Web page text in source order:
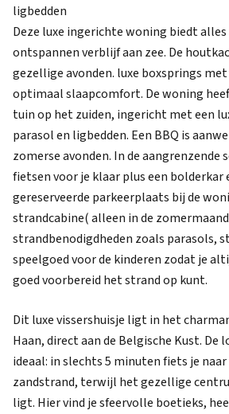
ligbedden
Deze luxe ingerichte woning biedt alles
ontspannen verblijf aan zee. De
gezellige avonden. luxe boxsprings
optimaal slaapcomfort. De woning
tuin op het zuiden, ingericht met een
parasol en ligbedden. Een BBQ is
zomerse avonden. In de aangrenzende
fietsen voor je klaar plus een bolderkar
gereserveerde parkeerplaats bij de
strandcabine( alleen in de
strandbenodigdheden zoals parasols,
speelgoed voor de kinderen zodat je
goed voorbereid het strand op kunt.
Dit luxe vissershuisje ligt in het
Haan, direct aan de Belgische Kust. De
ideaal: in slechts 5 minuten fiets je
zandstrand, terwijl het gezellige
ligt. Hier vind je sfeervolle boetieks,